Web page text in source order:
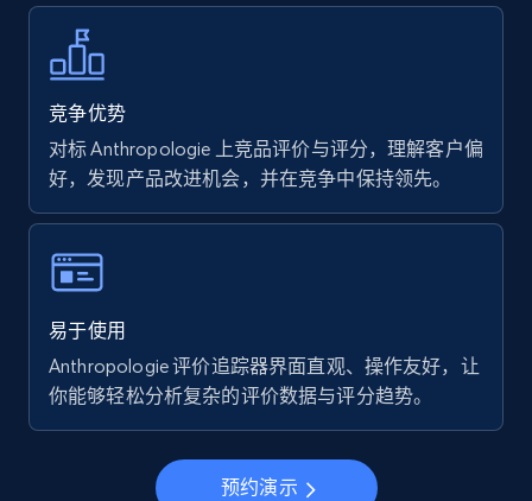
URL, Final price, Sku, Currency, Gtin,
Specifications, Image urls, Top reviews, and
more.
5.6K+
Walmart - products - Find new products by
using specific category URL
URL, Final price, Sku, Currency, Gtin,
Specifications, Image urls, Top reviews, and
竞争优势
对标 Anthropologie 上竞品评价与评分，理解客户偏
好，发现产品改进机会，并在竞争中保持领先。
易于使用
Anthropologie 评价追踪器界面直观、操作友好，让
你能够轻松分析复杂的评价数据与评分趋势。
预约演示